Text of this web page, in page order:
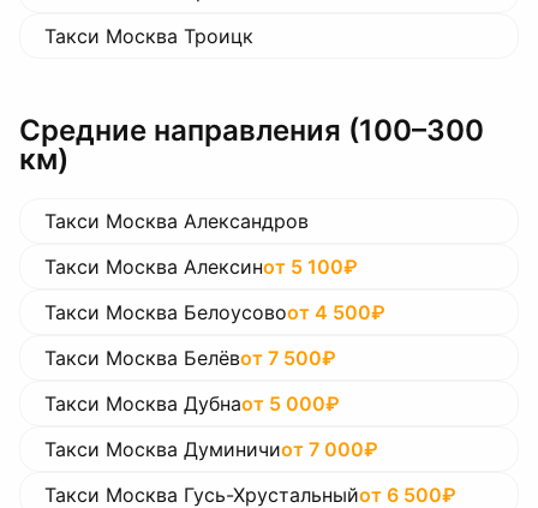
Такси Москва Троицк
Средние направления (100–300
км)
Такси Москва Александров
Такси Москва Алексинот 5 100₽
Такси Москва Белоусовоот 4 500₽
Такси Москва Белёвот 7 500₽
Такси Москва Дубнаот 5 000₽
Такси Москва Думиничиот 7 000₽
Такси Москва Гусь-Хрустальныйот 6 500₽